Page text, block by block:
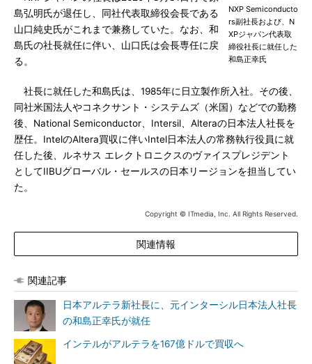
NXP Semiconducto
rs副社長および、N
XPジャパン代表取
締役社長に就任した
和島正幸氏
島弘明氏が退任し、同社代表取締役会長である
山口純史氏がこれまで兼務していた。なお、和
島氏の社長就任に伴い、山口氏は会長専任に戻
る。
社長に就任した和島氏は、1985年に日立製作所入社。その後、
同社米国法人やコネクサント・システムズ（米国）などでの勤務
後、National Semiconductor、Intersil、Alteraの日本法人社長を
歴任。IntelのAltera買収に伴いIntel日本法人の常務執行役員に就
任した後、ルネサス エレクトロニクスのヴァイスプレジデント
としてIIBUグローバル・セールスの日本リージョンを担当してい
た。
Copyright © ITmedia, Inc. All Rights Reserved.
関連情報
関連記事
日本アルテラ新社長に、元インターシル日本法人社長
の和島正幸氏が就任
インテルがアルテラを167億ドルで買収へ